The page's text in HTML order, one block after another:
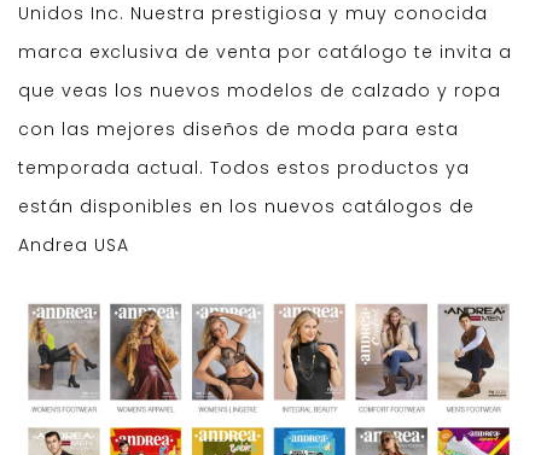
Unidos Inc. Nuestra prestigiosa y muy conocida
marca exclusiva de venta por catálogo te invita a
que veas los nuevos modelos de calzado y ropa
con las mejores diseños de moda para esta
temporada actual. Todos estos productos ya
están disponibles en los nuevos catálogos de
Andrea USA